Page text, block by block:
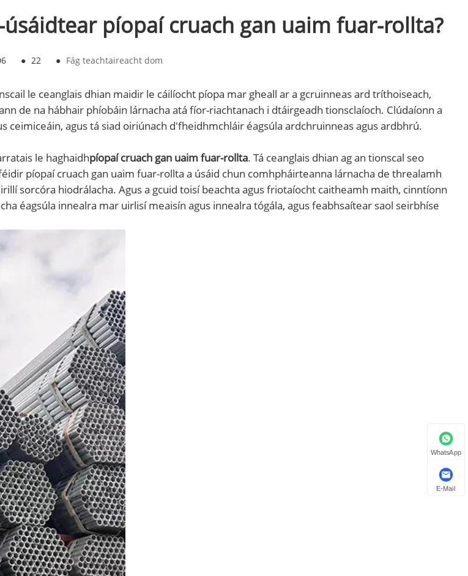
píopaí cruach gan uaim fuar-rollta?
● 22 ● Fág teachtaireacht dom
le ceanglais dhian maidir le cáilíocht píopa mar gheall ar a gcruinneas ard tríthoiseach,
de na hábhair phíobáin lárnacha atá fíor-riachtanach i dtáirgeadh tionsclaíoch. Clúdaíonn a
agus tá siad oiriúnach d'fheidhmchláir éagsúla ardchruinneas agus ardbhrú.
le haghaidhpíopaí cruach gan uaim fuar-rollta. Tá ceanglais dhian ag an tionscal seo
píopaí cruach gan uaim fuar-rollta a úsáid chun comhpháirteanna lárnacha de threalamh
sorcóra hiodrálacha. Agus a gcuid toisí beachta agus friotaíocht caitheamh maith, cinntíonn
éagsúla innealra mar uirlisí meaisín agus innealra tógála, agus feabhsaítear saol seirbhíse
WhatsApp
E-Mail